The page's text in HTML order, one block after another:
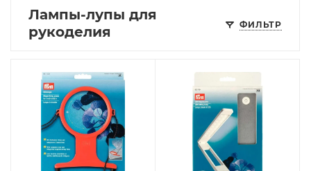
ФИЛЬТР
Лампы-лупы для
рукоделия